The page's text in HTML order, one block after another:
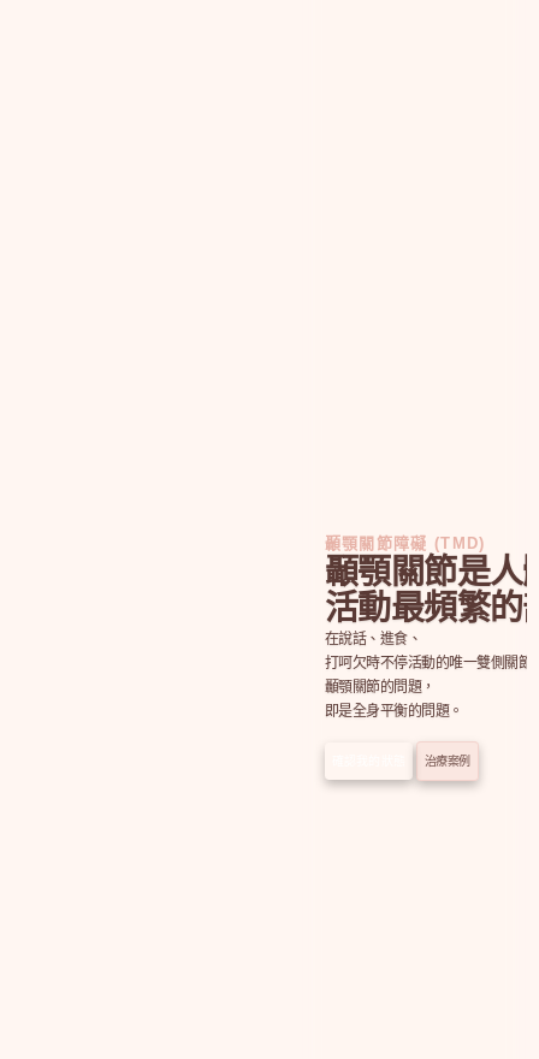
顳顎關節障礙 (TMD)
顳顎關節是人
活動最頻繁的
在說話、進食、
打呵欠時不停活動的唯一雙側關節
顳顎關節的問題，
即是全身平衡的問題。
治療案例